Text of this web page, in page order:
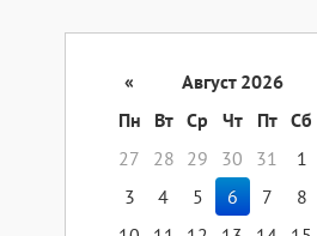
« Август 2026
Пн
Вт Ср Чт Пт Сб
27
28 29 30 31 1
3
4 5 6 7 8